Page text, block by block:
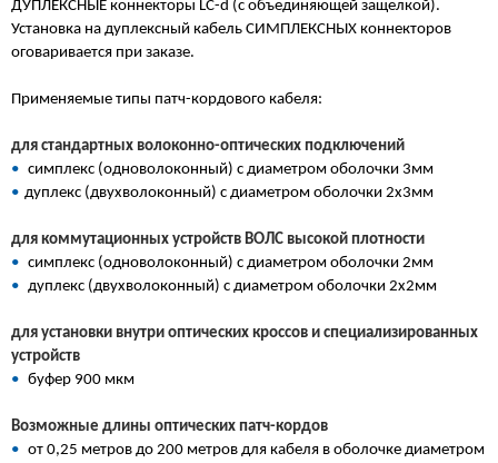
ДУПЛЕКСНЫЕ коннекторы LC-d (с объединяющей защелкой).
Установка на дуплексный кабель СИМПЛЕКСНЫХ коннекторов
оговаривается при заказе.
Применяемые типы патч-кордового кабеля:
для стандартных волоконно-оптических подключений
• симплекс (одноволоконный) с диаметром оболочки 3мм
• дуплекс (двухволоконный) с диаметром оболочки 2х3мм
для коммутационных устройств ВОЛС высокой плотности
• симплекс (одноволоконный) с диаметром оболочки 2мм
• дуплекс (двухволоконный) с диаметром оболочки 2х2мм
для установки внутри оптических кроссов и специализированных
устройств
• буфер 900 мкм
Возможные длины оптических патч-кордов
• от 0,25 метров до 200 метров для кабеля в оболочке диаметром